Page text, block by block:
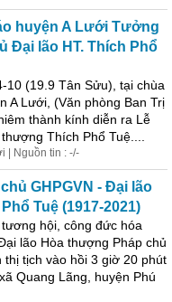
huyện A Lưới Tưởng
Đại lão HT. Thích Phổ
10 (19.9 Tân Sửu), tại chùa
A Lưới, (Văn phòng Ban Trị
thành kính diễn ra Lễ
Thích Phổ Tuệ....
| Nguồn tin : -/-
GHPGVN - Đại lão
Tuệ (1917-2021)
hội, công đức hóa
lão Hòa thượng Pháp chủ
thị tịch vào hồi 3 giờ 20 phút
Quang Lãng, huyện Phú